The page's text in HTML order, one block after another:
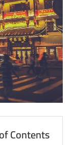
Contents